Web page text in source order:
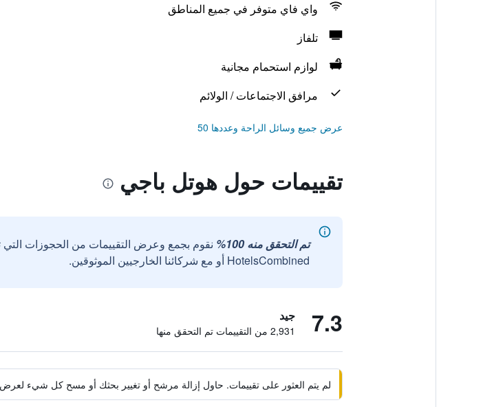
واي فاي متوفر في جميع المناطق
تلفاز
لوازم استحمام مجانية
مرافق الاجتماعات / الولائم
عرض جميع وسائل الراحة وعددها 50
تقييمات حول هوتل باجي
تم التحقق منه 100%
نقوم بجمع وعرض التقييمات من الحجوزات
HotelsCombined أو مع شركائنا الخارجيين الموثوقين.
7.3 جيد
2,931 من التقييمات تم التحقق منها
لم يتم العثور على تقييمات. حاول إزالة مرشح أو تغيير بحثك أو مسح كل شيء لعرض